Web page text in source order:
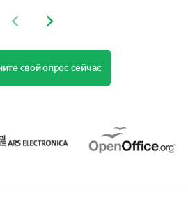
Previous slide
Next slide
свой опрос сейчас